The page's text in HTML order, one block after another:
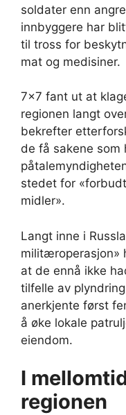
soldater enn
innbyggere har
til tross for
mat og medisiner.
7×7 fant ut at
regionen langt
bekrefter
de få sakene som
stedet for
midler».
Langt inne i
militæroperasjon»
at de ennå ikke
tilfelle av
anerkjente først
å øke lokale
eiendom.
I
regionen